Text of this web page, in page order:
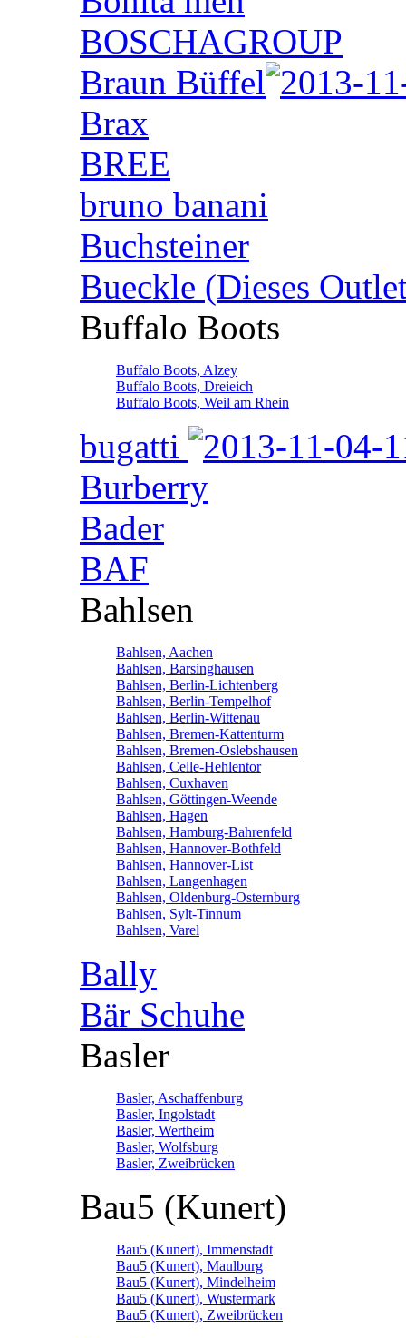
BOSCHAGROUP
Braun Büffel
Brax
BREE
bruno banani
Buchsteiner
Bueckle (Dieses
Buffalo Boots
Buffalo Boots, Alzey
Buffalo Boots, Dreieich
Buffalo Boots, Weil am Rhein
bugatti
Burberry
Bader
BAF
Bahlsen
Bahlsen, Aachen
Bahlsen, Barsinghausen
Bahlsen, Berlin-Lichtenberg
Bahlsen, Berlin-Tempelhof
Bahlsen, Berlin-Wittenau
Bahlsen, Bremen-Kattenturm
Bahlsen, Bremen-Oslebshausen
Bahlsen, Celle-Hehlentor
Bahlsen, Cuxhaven
Bahlsen, Göttingen-Weende
Bahlsen, Hagen
Bahlsen, Hamburg-Bahrenfeld
Bahlsen, Hannover-Bothfeld
Bahlsen, Hannover-List
Bahlsen, Langenhagen
Bahlsen, Oldenburg-Osternburg
Bahlsen, Sylt-Tinnum
Bahlsen, Varel
Bally
Bär Schuhe
Basler
Basler, Aschaffenburg
Basler, Ingolstadt
Basler, Wertheim
Basler, Wolfsburg
Basler, Zweibrücken
Bau5 (Kunert)
Bau5 (Kunert), Immenstadt
Bau5 (Kunert), Maulburg
Bau5 (Kunert), Mindelheim
Bau5 (Kunert), Wustermark
Bau5 (Kunert), Zweibrücken